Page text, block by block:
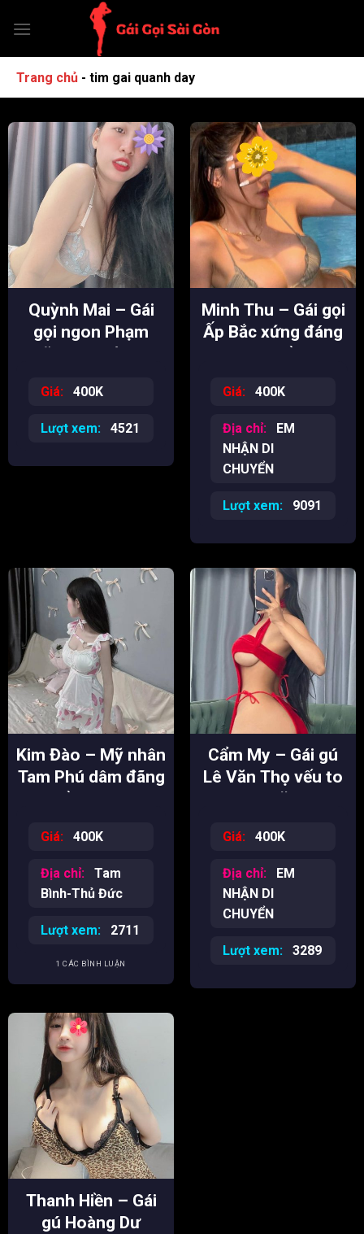
đến
dungTrang chủ - tim gai quanh day
Quỳnh Mai – Gái
gọi ngon Phạm
Ngũ Lão nhiệt tình
Giá: 400K
Lượt xem: 4521
Minh Thu – Gái gọi
Ấp Bắc xứng đáng
dâm thần
Giá: 400K
Địa chỉ:
EM
NHẬN DI
CHUYỂN
Lượt xem: 9091
Kim Đào – Mỹ nhân
Tam Phú dâm đãng
Giá: 400K
Địa chỉ:
Tam
Bình-Thủ Đức
Lượt xem: 2711
1 CÁC BÌNH LUẬN
Cẩm My – Gái gú
Lê Văn Thọ vếu to
Giá: 400K
Địa chỉ:
EM
NHẬN DI
CHUYỂN
Lượt xem: 3289
Thanh Hiền – Gái
gú Hoàng Dư